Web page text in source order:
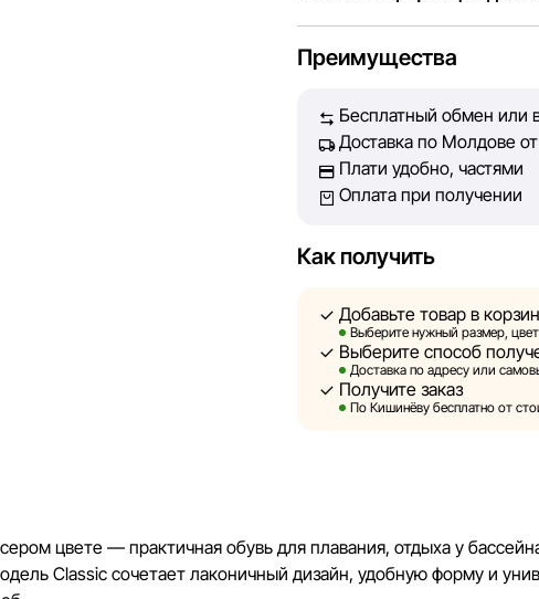
Каждый день мы работаем
Наша цель — обеспечить
принять лучшее решение о
Однако, несмотря на
технических ошибок или
быть размещены на нашем
Sportlandia оставляет за
предварительного
и потребительские
кредитования могут быть
порядке и без
Преимущества
Бесплатный обмен или
Доставка по Молдове от
Плати удобно, частями
Оплата при получении
Как получить
Добавьте товар в
Выберите нужный размер,
Выберите способ
Доставка по адресу или
Получите заказ
По Кишинёву бесплатно от
цвете — практичная обувь для плавания, отдыха у
Classic сочетает лаконичный дизайн, удобную форму и